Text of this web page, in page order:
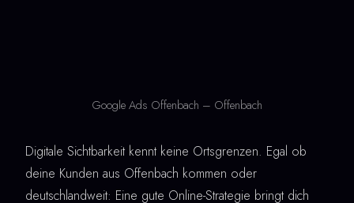
Google Ads Offenbach – Offenbach
Digitale Sichtbarkeit kennt keine Ortsgrenzen. Egal ob
deine Kunden aus Offenbach kommen oder
deutschlandweit: Eine gute Online-Strategie bringt dich